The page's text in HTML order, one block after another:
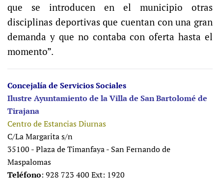
que se introducen en el municipio otras
disciplinas deportivas que cuentan con una gran
demanda y que no contaba con oferta hasta el
momento”.
Concejalía de Servicios Sociales
Ilustre Ayuntamiento de la Villa de San Bartolomé de
Tirajana
Centro de Estancias Diurnas
C/La Margarita s/n
35100 - Plaza de Timanfaya - San Fernando de
Maspalomas
Teléfono: 928 723 400 Ext: 1920